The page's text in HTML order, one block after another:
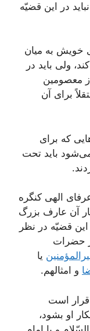
در این قضیّه
خویش به میان
ولی باید در
معصومین
برای آن
که برای
باید تحت
الهی کنگره
آن عارف بزرگ
قضیّه در نظر
حضرات
یا
و امثالهم.
قرار است
او بشود،